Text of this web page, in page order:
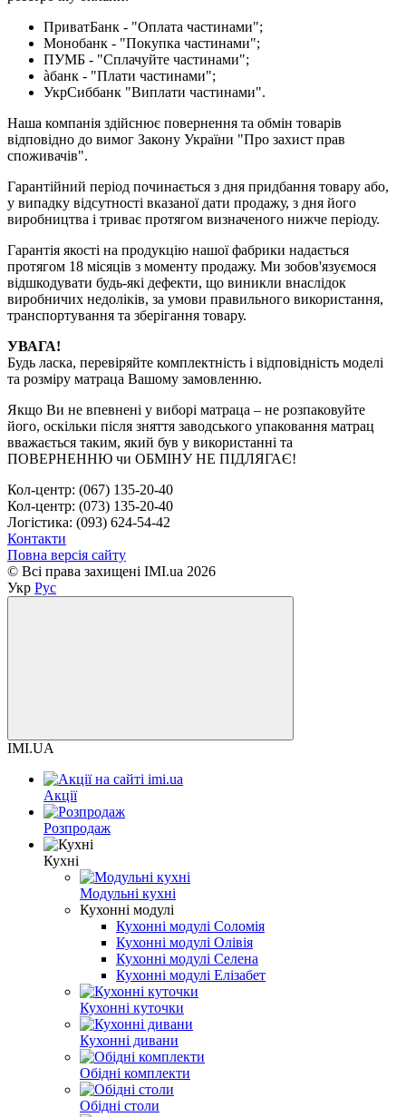
ПриватБанк - "Оплата частинами";
Монобанк - "Покупка частинами";
ПУМБ - "Сплачуйте частинами";
àбанк - "Плати частинами";
УкрСиббанк "Виплати частинами".
Наша компанія здійснює повернення та обмін товарів
відповідно до вимог Закону України "Про захист прав
споживачів".
Гарантійний період починається з дня придбання товару або,
у випадку відсутності вказаної дати продажу, з дня його
виробництва і триває протягом визначеного нижче періоду.
Гарантія якості на продукцію нашої фабрики надається
протягом 18 місяців з моменту продажу. Ми зобов'язуємося
відшкодувати будь-які дефекти, що виникли внаслідок
виробничих недоліків, за умови правильного використання,
транспортування та зберігання товару.
УВАГА!
Будь ласка, перевіряйте комплектність і відповідність моделі
та розміру матраца Вашому замовленню.
Якщо Ви не впевнені у виборі матраца – не розпаковуйте
його, оскільки після зняття заводського упаковання матрац
вважається таким, який був у використанні та
ПОВЕРНЕННЮ чи ОБМІНУ НЕ ПІДЛЯГАЄ!
Кол-центр: (067) 135-20-40
Кол-центр: (073) 135-20-40
Логістика: (093) 624-54-42
Контакти
Повна версія сайту
© Всі права захищені IMI.ua 2026
Укр Рус
IMI.UA
Акції
Розпродаж
Кухні
Модульні кухні
Кухонні модулі
Кухонні модулі Соломія
Кухонні модулі Олівія
Кухонні модулі Селена
Кухонні модулі Елізабет
Кухонні куточки
Кухонні дивани
Обідні комплекти
Обідні столи